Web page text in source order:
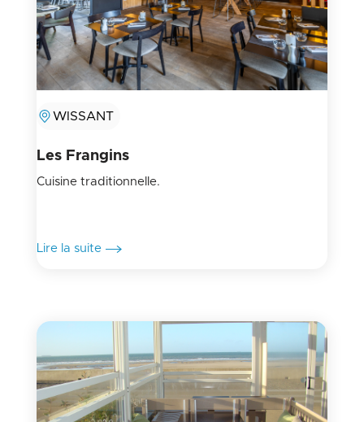
WISSANT
Les Frangins
Cuisine traditionnelle.
Lire la suite